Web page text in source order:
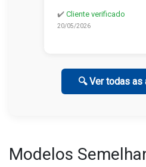
✔️ Cliente verificado
20/05/2026
🔍 Ver todas as
Modelos